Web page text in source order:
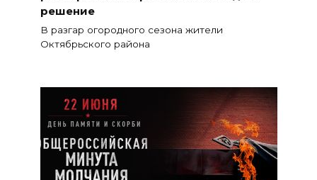
решение
В разгар огородного сезона жители
Октябрьского района